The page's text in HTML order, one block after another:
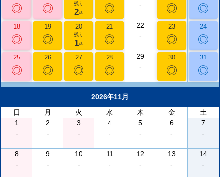
◎ ◎ 残り
2枠 ◎
-
◎ ◎
18
◎
19
◎
20
残り
1枠
21
◎
22
-
23
◎
24
◎
25
◎
26
◎
27
◎
28
◎
29
-
30
◎
31
◎
2026年11月
日
月 火 水 木 金
土
1
-
2
-
3
-
4
-
5
-
6
-
7
-
8
-
9
-
10
-
11
-
12
-
13
-
14
-